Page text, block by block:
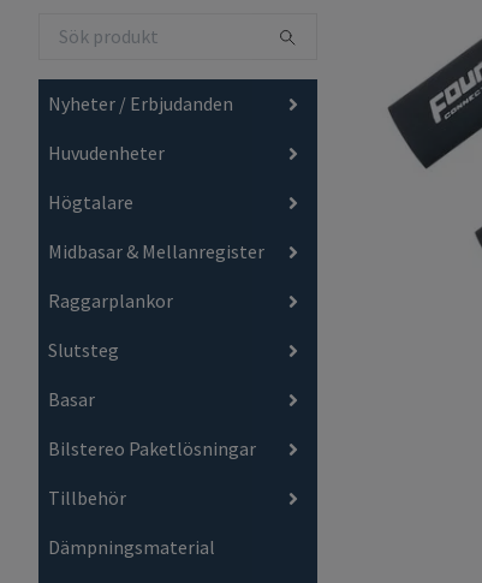
Nyheter / Erbjudanden
Huvudenheter
Högtalare
Midbasar & Mellanregister
Raggarplankor
Slutsteg
Basar
Bilstereo Paketlösningar
Tillbehör
Dämpningsmaterial